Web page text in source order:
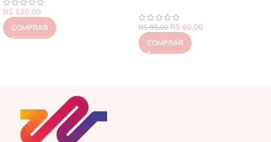
R$ 120,00
COMPRAR R$80,00 R$ 60,00
COMPRAR